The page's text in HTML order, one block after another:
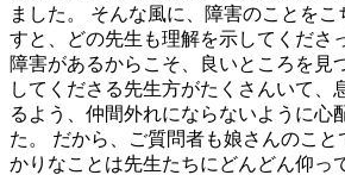
ました。 そんな風に、障害のことを
すと、どの先生も理解を示してくださ
障害があるからこそ、良いところを見
してくださる先生方がたくさんいて、
るよう、仲間外れにならないように心
た。 だから、ご質問者も娘さんのこ
かりなことは先生たちにどんどん仰っ